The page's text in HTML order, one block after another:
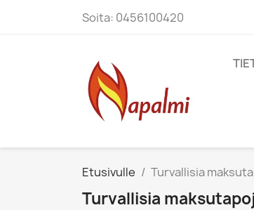
Soita: 0456100420
Etusivulle Turvallisia
Turvallisia